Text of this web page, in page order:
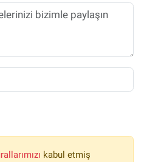
kabul etmiş